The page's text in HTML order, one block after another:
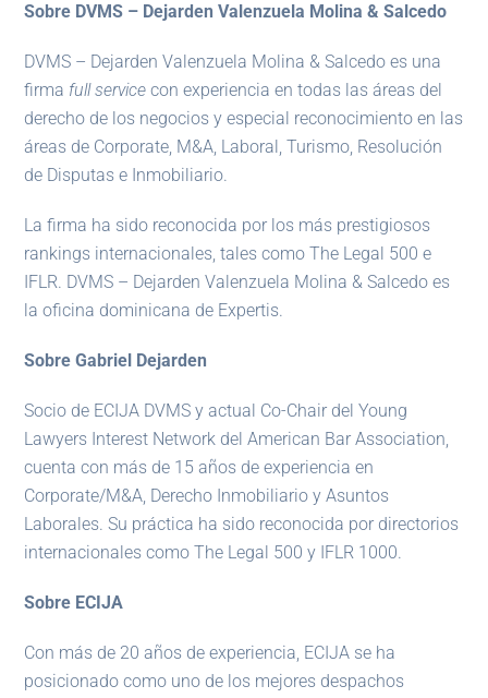
Sobre DVMS – Dejarden Valenzuela Molina & Salcedo
DVMS – Dejarden Valenzuela Molina & Salcedo es una
firma full service con experiencia en todas las áreas del
derecho de los negocios y especial reconocimiento en las
áreas de Corporate, M&A, Laboral, Turismo, Resolución
de Disputas e Inmobiliario.
La firma ha sido reconocida por los más prestigiosos
rankings internacionales, tales como The Legal 500 e
IFLR. DVMS – Dejarden Valenzuela Molina & Salcedo es
la oficina dominicana de Expertis.
Sobre Gabriel Dejarden
Socio de ECIJA DVMS y actual Co-Chair del Young
Lawyers Interest Network del American Bar Association,
cuenta con más de 15 años de experiencia en
Corporate/M&A, Derecho Inmobiliario y Asuntos
Laborales. Su práctica ha sido reconocida por directorios
internacionales como The Legal 500 y IFLR 1000.
Sobre ECIJA
Con más de 20 años de experiencia, ECIJA se ha
posicionado como uno de los mejores despachos